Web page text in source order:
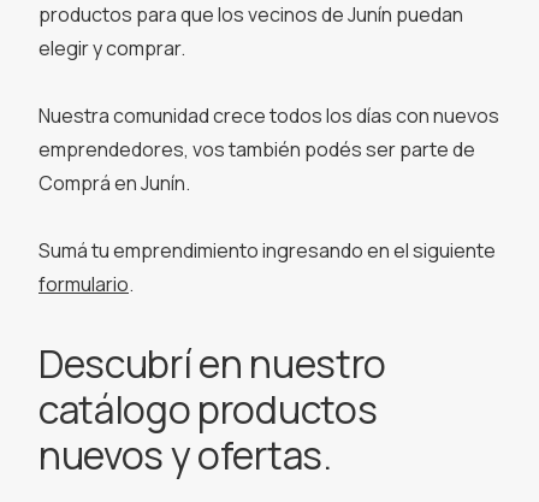
productos para que los vecinos de Junín puedan
elegir y comprar.
Nuestra comunidad crece todos los días con nuevos
emprendedores, vos también podés ser parte de
Comprá en Junín.
Sumá tu emprendimiento ingresando en el siguiente
formulario.
Descubrí en nuestro
catálogo productos
nuevos y ofertas.